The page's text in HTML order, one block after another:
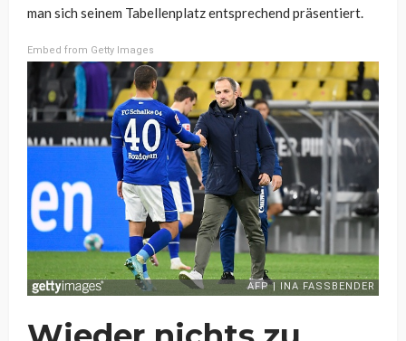
man sich seinem Tabellenplatz entsprechend präsentiert.
Embed from Getty Images